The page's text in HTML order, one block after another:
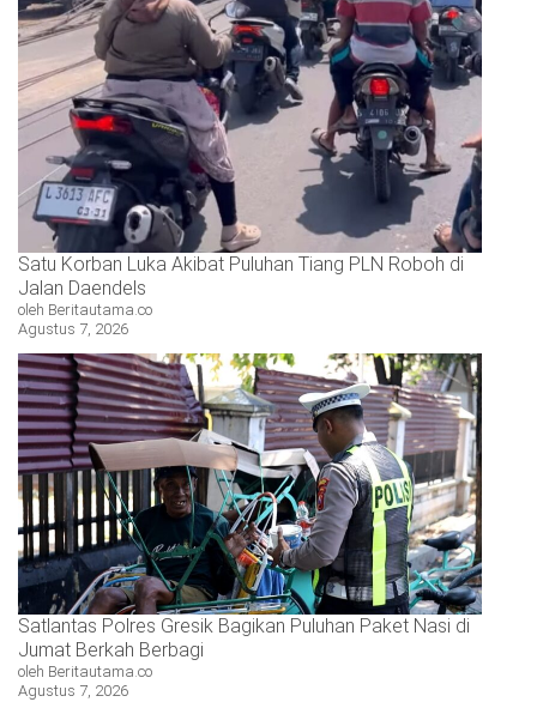
Satu Korban Luka Akibat Puluhan Tiang PLN Roboh di
Jalan Daendels
oleh Beritautama.co
Agustus 7, 2026
Satlantas Polres Gresik Bagikan Puluhan Paket Nasi di
Jumat Berkah Berbagi
oleh Beritautama.co
Agustus 7, 2026